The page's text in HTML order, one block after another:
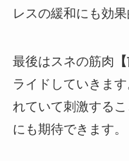
レスの緩和にも効果
最後はスネの筋肉
ライドしていきま
れていて刺激する
にも期待できます。